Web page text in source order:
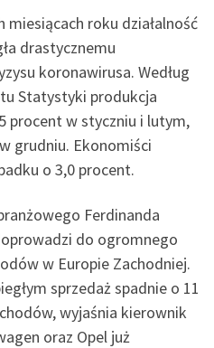
miesiącach roku działalność
drastycznemu
koronawirusa. Według
Statystyki produkcja
procent w styczniu i lutym,
grudniu. Ekonomiści
o 3,0 procent.
Ferdinanda
do ogromnego
w Europie Zachodniej.
sprzedaż spadnie o 11
wyjaśnia kierownik
oraz Opel już